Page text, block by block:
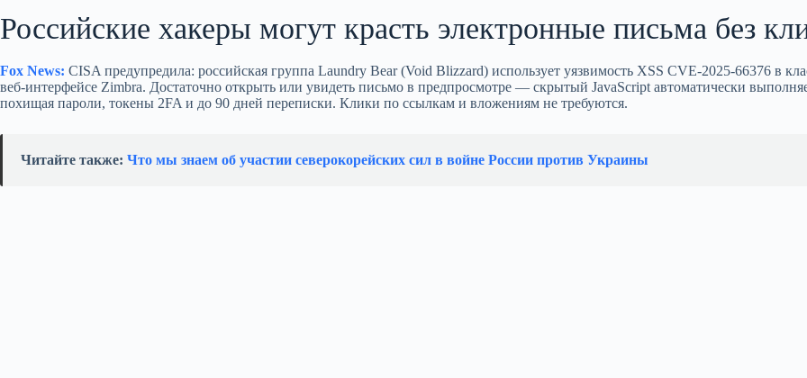
Российские хакеры могут красть электронные письма без
Fox News: CISA предупредила: российская группа Laundry Bear (Void Blizzard) использует уязвимость XSS CVE-2025-66376 в
веб‑интерфейсе Zimbra. Достаточно открыть или увидеть письмо в предпросмотре — скрытый JavaScript автоматически
похищая пароли, токены 2FA и до 90 дней переписки. Клики по ссылкам и вложениям не требуются.
Читайте также: Что мы знаем об участии северокорейских сил в войне России против Украины